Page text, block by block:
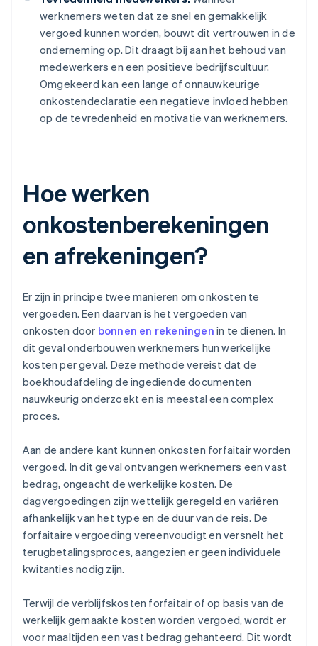
werknemers weten dat ze snel en gemakkelijk
vergoed kunnen worden, bouwt dit vertrouwen in de
onderneming op. Dit draagt bij aan het behoud van
medewerkers en een positieve bedrijfscultuur.
Omgekeerd kan een lange of onnauwkeurige
onkostendeclaratie een negatieve invloed hebben
op de tevredenheid en motivatie van werknemers.
Hoe werken
onkostenberekeningen
en afrekeningen?
Er zijn in principe twee manieren om onkosten te
vergoeden. Een daarvan is het vergoeden van
onkosten door bonnen en rekeningen in te dienen. In
dit geval onderbouwen werknemers hun werkelijke
kosten per geval. Deze methode vereist dat de
boekhoudafdeling de ingediende documenten
nauwkeurig onderzoekt en is meestal een complex
proces.
Aan de andere kant kunnen onkosten forfaitair worden
vergoed. In dit geval ontvangen werknemers een vast
bedrag, ongeacht de werkelijke kosten. De
dagvergoedingen zijn wettelijk geregeld en variëren
afhankelijk van het type en de duur van de reis. De
forfaitaire vergoeding vereenvoudigt en versnelt het
terugbetalingsproces, aangezien er geen individuele
kwitanties nodig zijn.
Terwijl de verblijfskosten forfaitair of op basis van de
werkelijk gemaakte kosten worden vergoed, wordt er
voor maaltijden een vast bedrag gehanteerd. Dit wordt